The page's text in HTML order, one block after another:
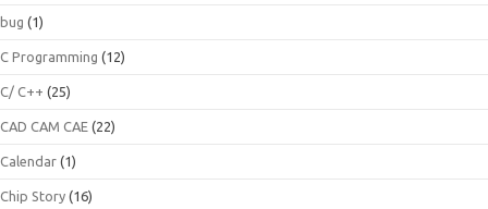
bug (1)
C Programming (12)
C/ C++ (25)
CAD CAM CAE (22)
Calendar (1)
Chip Story (16)